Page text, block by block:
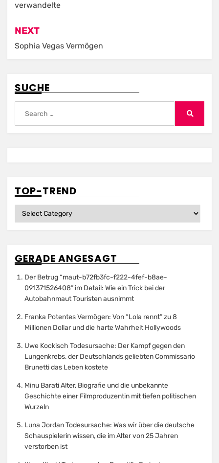
verwandelte
NEXT
Sophia Vegas Vermögen
SUCHE
TOP-TREND
Top-
GERADE ANGESAGT
Der Betrug “maut-b72fb3fc-f222-4fef-b8ae-
091371526408” im Detail: Wie ein Trick bei der
Autobahnmaut Touristen ausnimmt
Franka Potentes Vermögen: Von “Lola rennt” zu 8
Millionen Dollar und die harte Wahrheit Hollywoods
Uwe Kockisch Todesursache: Der Kampf gegen den
Lungenkrebs, der Deutschlands geliebten Commissario
Brunetti das Leben kostete
Minu Barati Alter, Biografie und die unbekannte
Geschichte einer Filmproduzentin mit tiefen politischen
Wurzeln
Luna Jordan Todesursache: Was wir über die deutsche
Schauspielerin wissen, die im Alter von 25 Jahren
verstorben ist